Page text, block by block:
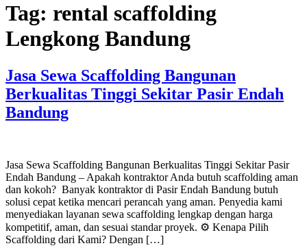
Tag: rental scaffolding
Lengkong Bandung
Jasa Sewa Scaffolding Bangunan
Berkualitas Tinggi Sekitar Pasir Endah
Bandung
Jasa Sewa Scaffolding Bangunan Berkualitas Tinggi Sekitar Pasir
Endah Bandung – Apakah kontraktor Anda butuh scaffolding aman
dan kokoh? Banyak kontraktor di Pasir Endah Bandung butuh
solusi cepat ketika mencari perancah yang aman. Penyedia kami
menyediakan layanan sewa scaffolding lengkap dengan harga
kompetitif, aman, dan sesuai standar proyek. ⚙️ Kenapa Pilih
Scaffolding dari Kami? Dengan […]